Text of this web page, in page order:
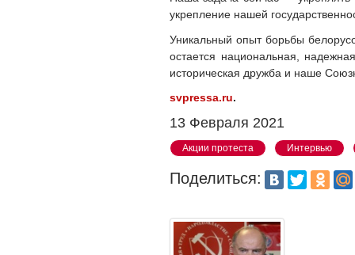
укрепление нашей
Уникальный опыт борьбы
остается национальная,
историческая дружба и наше
svpressa.ru.
13 Февраля 2021
Акции протеста Интервью
Поделиться: